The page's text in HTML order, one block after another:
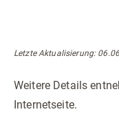
Letzte Aktualisierung:
Weitere Details
Internetseite.